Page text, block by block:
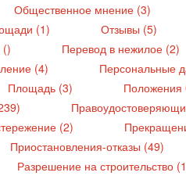
Общественное мнение (3)
(1) Отзывы (5)
() Перевод в нежилое (2)
(4) Персональные
Площадь (3)
(2)
Приостановления-отказы (49)
Разрешение на строительство